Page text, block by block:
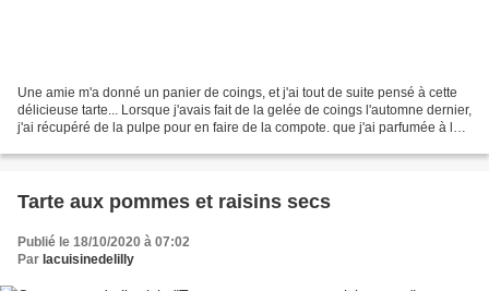
Une amie m'a donné un panier de coings, et j'ai tout de suite pensé à cette
délicieuse tarte... Lorsque j'avais fait de la gelée de coings l'automne dernier,
j'ai récupéré de la pulpe pour en faire de la compote. que j'ai parfumée à la
Tarte aux pommes et raisins secs
Publié le 18/10/2020 à 07:02
Par lacuisinedelilly